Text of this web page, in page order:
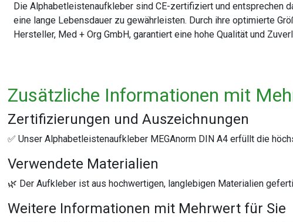
Die Alphabetleistenaufkleber sind CE-zertifiziert und entsprechen
eine lange Lebensdauer zu gewährleisten. Durch ihre optimierte
Hersteller, Med + Org GmbH, garantiert eine hohe Qualität und
Zusätzliche Informationen mit
Zertifizierungen und Auszeichnungen
✅ Unser Alphabetleistenaufkleber MEGAnorm DIN A4 erfüllt die
Verwendete Materialien
🌿 Der Aufkleber ist aus hochwertigen, langlebigen Materialien
Weitere Informationen mit Mehrwert für Sie